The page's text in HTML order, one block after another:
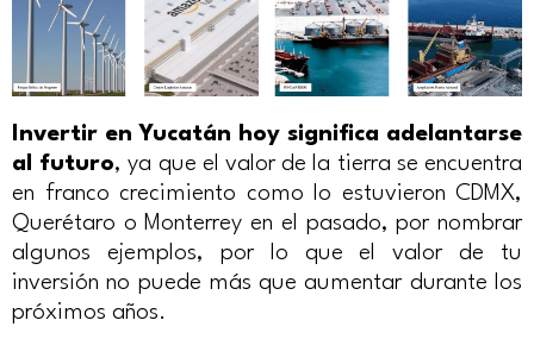
Invertir en Yucatán hoy significa adelantarse
al futuro, ya que el valor de la tierra se encuentra
en franco crecimiento como lo estuvieron CDMX,
Querétaro o Monterrey en el pasado, por nombrar
algunos ejemplos, por lo que el valor de tu
inversión no puede más que aumentar durante los
próximos años.